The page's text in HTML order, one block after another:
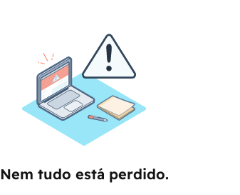
Nem tudo está perdido.